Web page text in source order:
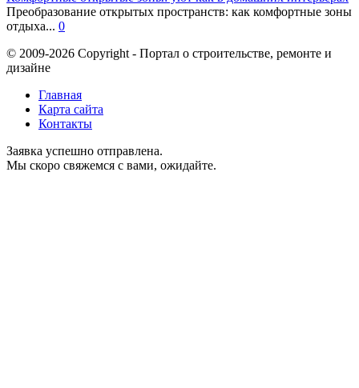
Преобразование открытых пространств: как комфортные зоны
отдыха... 0
© 2009-2026 Copyright - Портал о строительстве, ремонте и
дизайне
Главная
Карта сайта
Контакты
Заявка успешно отправлена.
Мы скоро свяжемся с вами, ожидайте.